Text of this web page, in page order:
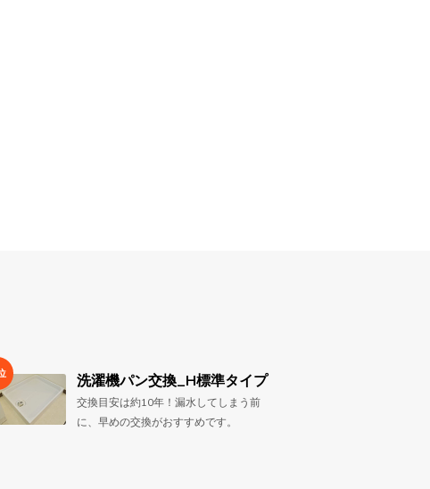
洗濯機パン交換_H標準タイプ
交換目安は約10年！漏水してしまう前
に、早めの交換がおすすめです。